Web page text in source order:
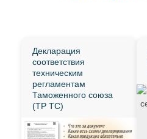
Декларация
соответствия
техническим
регламентам
Таможенного союза
(ТР ТС)